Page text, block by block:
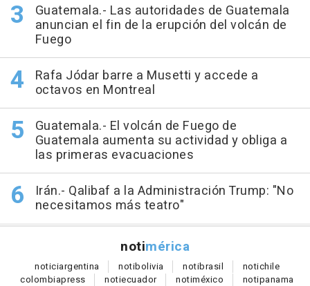
Guatemala.- Las autoridades de Guatemala
anuncian el fin de la erupción del volcán de
Fuego
Rafa Jódar barre a Musetti y accede a
octavos en Montreal
Guatemala.- El volcán de Fuego de
Guatemala aumenta su actividad y obliga a
las primeras evacuaciones
Irán.- Qalibaf a la Administración Trump: "No
necesitamos más teatro"
notimérica
noticiargentina notibolivia notibrasil notichile
colombiapress notiecuador notiméxico notipanama